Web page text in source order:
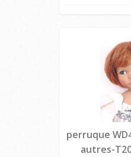
perruque
autres-